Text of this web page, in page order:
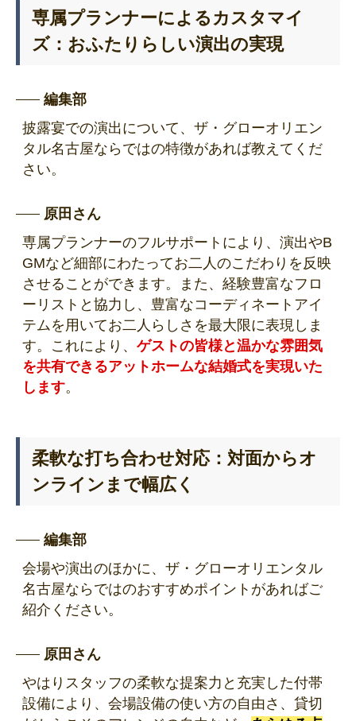
専属プランナーによるカスタマイ
ズ：おふたりらしい演出の実現
編集部
披露宴での演出について、ザ・グローオリエン
タル名古屋ならではの特徴があれば教えてくだ
さい。
原田さん
専属プランナーのフルサポートにより、演出やB
GMなど細部にわたってお二人のこだわりを反映
させることができます。また、経験豊富なフロ
ーリストと協力し、豊富なコーディネートアイ
テムを用いてお二人らしさを最大限に表現しま
す。これにより、 ゲストの皆様と温かな雰囲気
を共有できるアットホームな結婚式を実現いた
します。
柔軟な打ち合わせ対応：対面からオ
ンラインまで幅広く
編集部
会場や演出のほかに、ザ・グローオリエンタル
名古屋ならではのおすすめポイントがあればご
紹介ください。
原田さん
やはりスタッフの柔軟な提案力と充実した付帯
設備により、会場設備の使い方の自由さ、貸切